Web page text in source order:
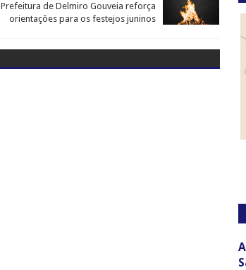
Prefeitura de Delmiro Gouveia reforça
orientações para os festejos juninos